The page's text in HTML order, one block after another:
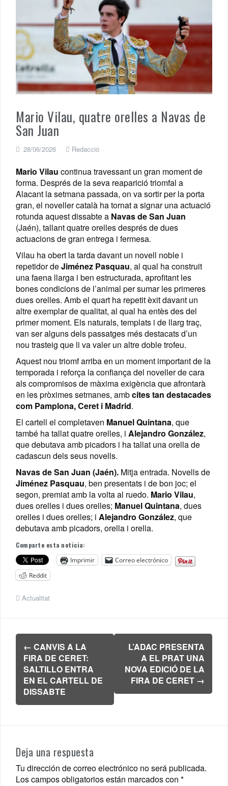
Mario Vilau, quatre orelles a Navas de
San Juan
28/06/2026 Redacció
Mario Vilau continua travessant un gran moment de
forma. Després de la seva reaparició triomfal a
Alacant la setmana passada, on va sortir per la porta
gran, el noveller català ha tornat a signar una actuació
rotunda aquest dissabte a Navas de San Juan
(Jaén), tallant quatre orelles després de dues
actuacions de gran entrega i fermesa.
Vilau ha obert la tarda davant un novell noble i
repetidor deJiménez Pasquau, al qual ha construit
una faena llarga i ben estructurada, aprofitant les
bones condicions de l’animal per sumar les primeres
dues orelles. Amb el quart ha repetit èxit davant un
altre exemplar de qualitat, al qual ha entès des del
primer moment. Els naturals, templats i de llarg traç,
van ser alguns dels passatges més destacats d’un
nou trasteig que li va valer un altre doble trofeu.
Aquest nou triomf arriba en un moment important de la
temporada i reforça la confiança del noveller de cara
als compromisos de màxima exigència que afrontarà
en les pròximes setmanes, ambcites tan destacades
com Pamplona, Ceret i Madrid.
El cartell el completaven Manuel Quintana, que
també ha tallat quatre orelles, i Alejandro González,
que debutava amb picadors i ha tallat una orella de
cadascun dels seus novells.
Navas de San Juan (Jaén). Mitja entrada. Novells de
Jiménez Pasquau, ben presentats i de bon joc; el
segon, premiat amb la volta al ruedo. Mario Vilau,
dues orelles i dues orelles; Manuel Quintana, dues
orelles i dues orelles; i Alejandro González, que
debutava amb picadors, orella i orella.
Comparte esta noticia:
Imprimir
Correo electrónico
Reddit
Actualitat
Navegación
de
entradas
← CANVIS A LA
FIRA DE CERET:
SALTILLO ENTRA
EN EL CARTELL DE
DISSABTE
L’ADAC PRESENTA
A EL PRAT UNA
NOVA EDICIÓ DE LA
FIRA DE CERET →
Deja una respuesta
Tu dirección de correo electrónico no será publicada.
Los campos obligatorios están marcados con *